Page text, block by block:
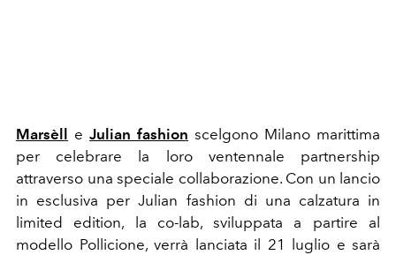
Marsèll e Julian fashion scelgono Milano marittima
per celebrare la loro ventennale partnership
attraverso una speciale collaborazione. Con un lancio
in esclusiva per Julian fashion di una calzatura in
limited edition, la co-lab, sviluppata a partire al
modello Pollicione, verrà lanciata il 21 luglio e sarà